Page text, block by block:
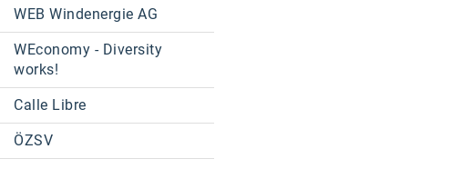
WEB Windenergie AG
WEconomy - Diversity
works!
Calle Libre
ÖZSV